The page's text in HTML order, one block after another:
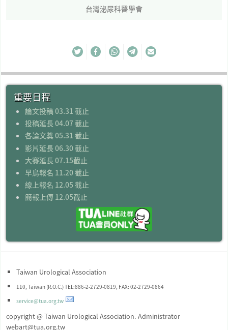
台灣泌尿科醫學會
重要日程
論文投稿 03.31 截止
投稿延長 04.07 截止
各論文獎 05.31 截止
影片延長 06.30 截止
大賽延長 07.15截止
早鳥報名 11.20 截止
線上報名 12.05 截止
簡報上傳 12.05截止
Taiwan Urological Association
110, Taiwan (R.O.C.) TEL:886-2-2729-0819, FAX: 02-2729-0864
service@tua.org.tw
copyright @ Taiwan Urological Association. Administrator
webart@tua.org.tw